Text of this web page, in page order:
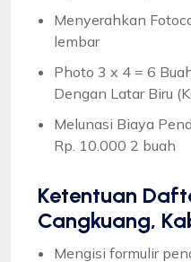
Menyerahkan
lembar
Photo 3 x 4 = 6
Dengan Latar Biru
Melunasi Biaya
Rp. 10.000 2 buah
Ketentuan
Cangkuang,
Mengisi formulir